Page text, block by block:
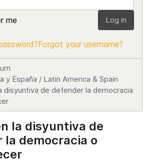
me Log in
Forgot your username?
y España / Latin America & Spain
disyuntiva de defender la democracia
la disyuntiva de
la democracia o